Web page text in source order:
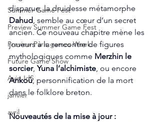
Summer Game Fest
Preview Summer Game Fest
Preview Paris games Week
Future Game Show
Avis JdS
janvier
avril
disparue, la druidesse métamorphe
Dahud , semble au cœur d’un secret
ancien. Ce nouveau chapitre mène les
joueurs à la rencontre de figures
mythologiques comme Merzhin le
sorcier, Yuna l’alchimiste , ou encore
Ankoù, personnification de la mort
dans le folklore breton.
Nouveautés de la mise à jour :